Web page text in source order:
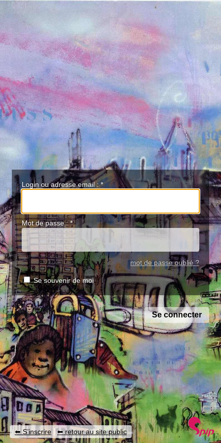
Login ou adresse email :*
Mot de passe :*
mot de passe oublié ?
Se souvenir de moi
S’inscrire | retour au site public